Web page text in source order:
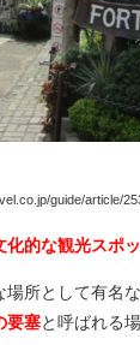
guide/article/
化的な観光スポ
場所として有名
要塞と呼ばれる